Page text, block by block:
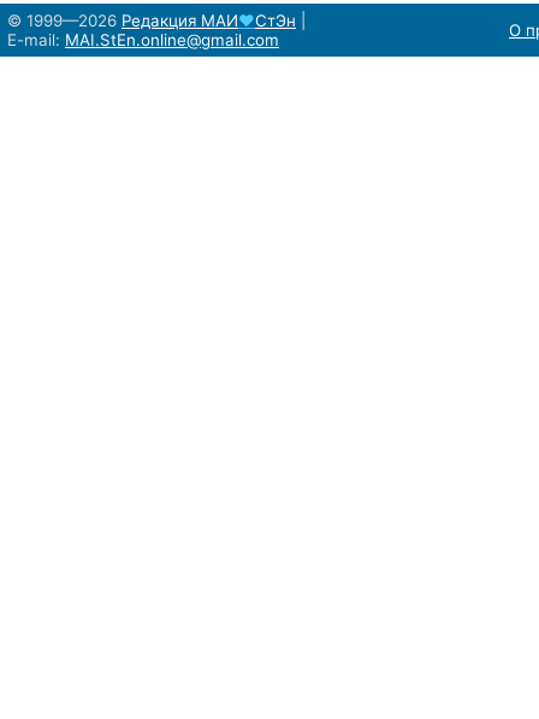
© 1999—2026 Редакция МАИ♥СтЭн
E-mail: MAI.StEn.online@gmail.com О